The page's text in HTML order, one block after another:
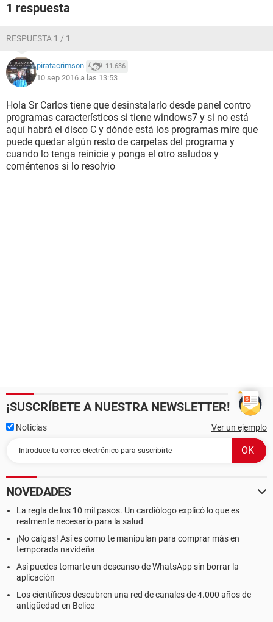
1 respuesta
RESPUESTA 1 / 1
piratacrimson 11.636
10 sep 2016 a las 13:53
Hola Sr Carlos tiene que desinstalarlo desde panel contro
programas característicos si tiene windows7 y si no está
aquí habrá el disco C y dónde está los programas mire que
puede quedar algún resto de carpetas del programa y
cuando lo tenga reinicie y ponga el otro saludos y
coméntenos si lo resolvio
¡SUSCRÍBETE A NUESTRA NEWSLETTER!
Noticias Ver un ejemplo
NOVEDADES
La regla de los 10 mil pasos. Un cardiólogo explicó lo que es
realmente necesario para la salud
¡No caigas! Así es como te manipulan para comprar más en
temporada navideña
Así puedes tomarte un descanso de WhatsApp sin borrar la
aplicación
Los científicos descubren una red de canales de 4.000 años de
antigüedad en Belice